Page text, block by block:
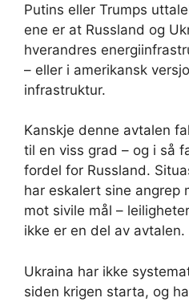
Putins eller Trumps
ene er at Russland og
hverandres
– eller i amerikansk
infrastruktur.
Kanskje denne avtalen
til en viss grad – og i så
fordel for Russland.
har eskalert sine angrep
mot sivile mål –
ikke er en del av avtalen.
Ukraina har ikke
siden krigen starta, og